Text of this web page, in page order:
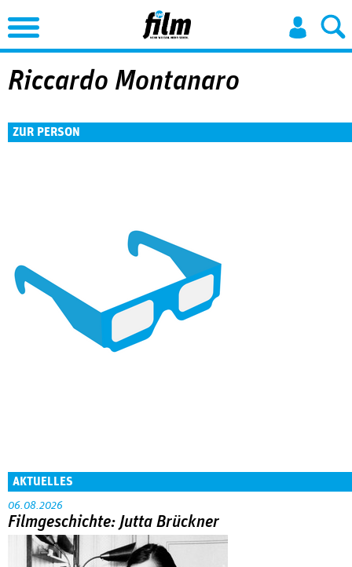
Jump to Navigation
Riccardo Montanaro
ZUR PERSON
AKTUELLES
06.08.2026
Filmgeschichte: Jutta Brückner